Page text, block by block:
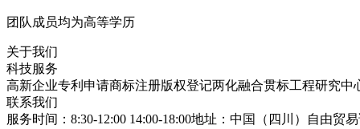
团队成员均为高等学历
关于我们
科技服务
高新企业专利申请商标注册版权登记两化融合贯标工程研究中
联系我们
服务时间：8:30-12:00 14:00-18:00地址：中国（四川）自由贸